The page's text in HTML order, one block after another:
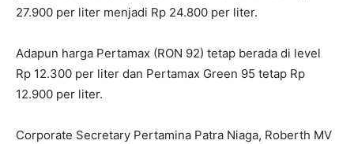
27.900 per liter menjadi Rp 24.800 per liter.
Adapun harga Pertamax (RON 92) tetap berada di level
Rp 12.300 per liter dan Pertamax Green 95 tetap Rp
12.900 per liter.
Corporate Secretary Pertamina Patra Niaga, Roberth MV